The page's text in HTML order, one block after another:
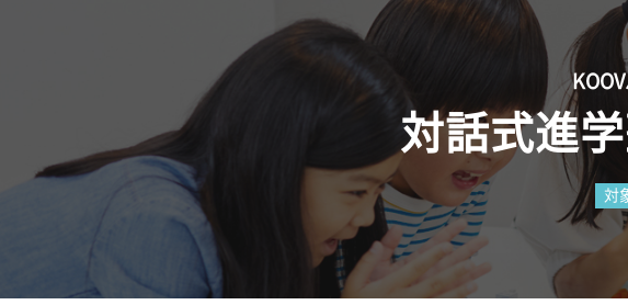
対話式進
対